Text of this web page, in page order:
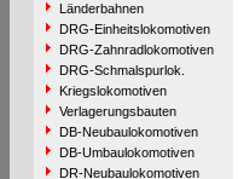
Länderbahnen
DRG-Einheitslokomotiven
DRG-Zahnradlokomotiven
DRG-Schmalspurlok.
Kriegslokomotiven
Verlagerungsbauten
DB-Neubaulokomotiven
DB-Umbaulokomotiven
DR-Neubaulokomotiven